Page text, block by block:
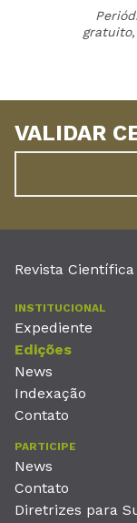
VALIDAR
Revista
INSTITUCIONAL
Expediente
Edições
News
Indexação
Contato
PARTICIPE
News
Contato
Diretrizes para